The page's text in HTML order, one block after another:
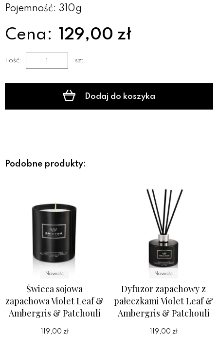
Pojemność: 310g
Cena: 129,00 zł
Ilość: szt.
Dodaj do koszyka
Podobne produkty:
Świeca sojowa
zapachowa Violet Leaf &
Ambergris & Patchouli
119,00 zł
Nowość
Dyfuzor zapachowy z
pałeczkami Violet Leaf &
Ambergris & Patchouli
119,00 zł
Nowość